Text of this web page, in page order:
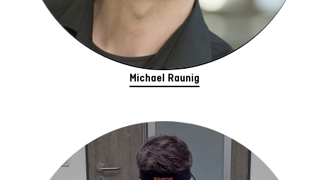
Michael Raunig